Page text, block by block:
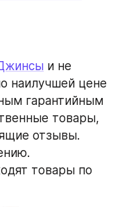
и не
наилучшей цене
гарантийным
товары,
отзывы.
товары по